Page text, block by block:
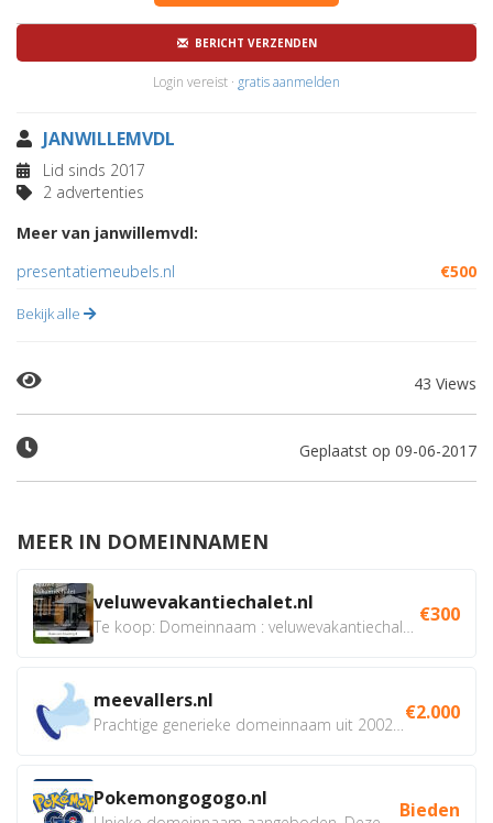
BERICHT VERZENDEN
Login vereist · gratis aanmelden
JANWILLEMVDL
Lid sinds 2017
2 advertenties
Meer van janwillemvdl:
presentatiemeubels.nl
€500
Bekijk alle
43 Views
Geplaatst op 09-06-2017
MEER IN DOMEINNAMEN
veluwevakantiechalet.nl €300
meevallers.nl €2.000
Pokemongogogo.nl Bieden